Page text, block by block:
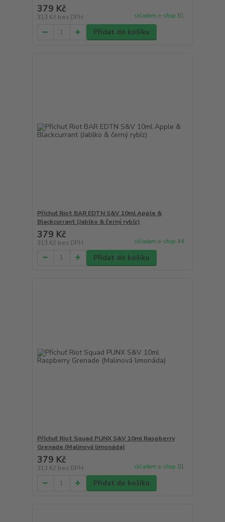
379 Kč
313 Kč bez DPH skladem e-shop 61
Přidat do košíku
Příchuť Riot BAR EDTN S&V 10ml Apple &
Blackcurrant (Jablko & černý rybíz)
379 Kč
313 Kč bez DPH skladem e-shop 44
Přidat do košíku
Příchuť Riot Squad PUNX S&V 10ml Raspberry
Grenade (Malinová limonáda)
379 Kč
313 Kč bez DPH skladem e-shop 81
Přidat do košíku